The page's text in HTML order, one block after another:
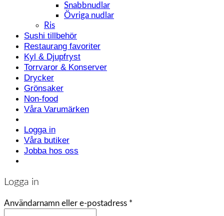
Snabbnudlar
Övriga nudlar
Ris
Sushi tillbehör
Restaurang favoriter
Kyl & Djupfryst
Torrvaror & Konserver
Drycker
Grönsaker
Non-food
Våra Varumärken
Logga in
Våra butiker
Jobba hos oss
Logga in
Användarnamn eller e-postadress *